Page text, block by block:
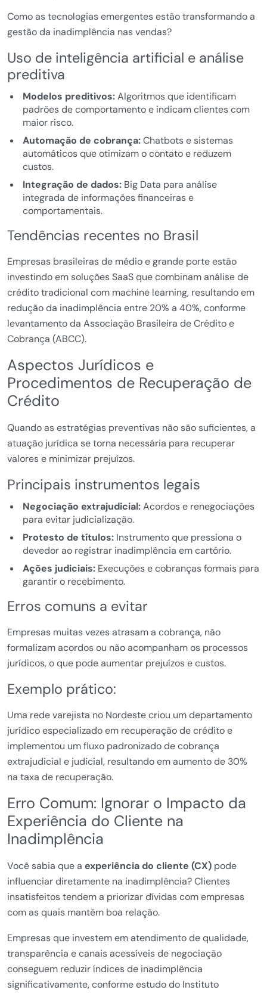
Como as tecnologias emergentes estão transformando a
gestão da inadimplência nas vendas?
Uso de inteligência artificial e análise
preditiva
Modelos preditivos:Algoritmos que identificam
padrões de comportamento e indicam clientes com
maior risco.
Automação de cobrança:Chatbots e sistemas
automáticos que otimizam o contato e reduzem
custos.
Integração de dados:Big Data para análise
integrada de informações financeiras e
comportamentais.
Tendências recentes no Brasil
Empresas brasileiras de médio e grande porte estão
investindo em soluções SaaS que combinam análise de
crédito tradicional com machine learning, resultando em
redução da inadimplência entre 20% a 40%, conforme
levantamento da Associação Brasileira de Crédito e
Cobrança (ABCC).
Aspectos Jurídicos e
Procedimentos de Recuperação de
Crédito
Quando as estratégias preventivas não são suficientes, a
atuação jurídica se torna necessária para recuperar
valores e minimizar prejuízos.
Principais instrumentos legais
Negociação extrajudicial:Acordos e renegociações
para evitar judicialização.
Protesto de títulos:Instrumento que pressiona o
devedor ao registrar inadimplência em cartório.
Ações judiciais:Execuções e cobranças formais para
garantir o recebimento.
Erros comuns a evitar
Empresas muitas vezes atrasam a cobrança, não
formalizam acordos ou não acompanham os processos
jurídicos, o que pode aumentar prejuízos e custos.
Exemplo prático:
Uma rede varejista no Nordeste criou um departamento
jurídico especializado em recuperação de crédito e
implementou um fluxo padronizado de cobrança
extrajudicial e judicial, resultando em aumento de 30%
na taxa de recuperação.
Erro Comum: Ignorar o Impacto da
Experiência do Cliente na
Inadimplência
Você sabia que a experiência do cliente (CX) pode
influenciar diretamente na inadimplência? Clientes
insatisfeitos tendem a priorizar dívidas com empresas
com as quais mantêm boa relação.
Empresas que investem em atendimento de qualidade,
transparência e canais acessíveis de negociação
conseguem reduzir índices de inadimplência
significativamente, conforme estudo do Instituto